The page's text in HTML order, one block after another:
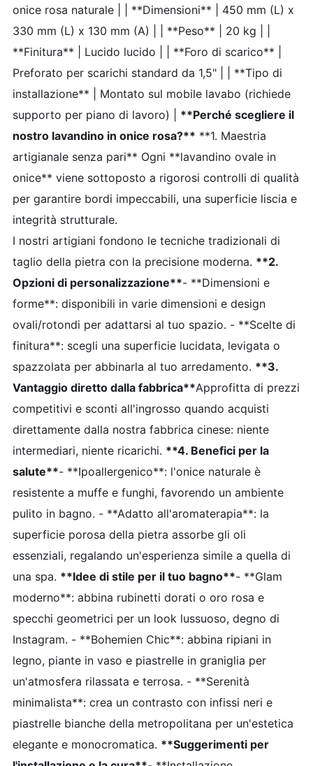
onice rosa naturale | | **Dimensioni** | 450 mm (L) x
330 mm (L) x 130 mm (A) | | **Peso** | 20 kg | |
**Finitura** | Lucido lucido | | **Foro di scarico** |
Preforato per scarichi standard da 1,5" | | **Tipo di
installazione** | Montato sul mobile lavabo (richiede
supporto per piano di lavoro) | **Perché scegliere il
nostro lavandino in onice rosa?** **1. Maestria
artigianale senza pari** Ogni **lavandino ovale in
onice** viene sottoposto a rigorosi controlli di qualità
per garantire bordi impeccabili, una superficie liscia e
integrità strutturale.
I nostri artigiani fondono le tecniche tradizionali di
taglio della pietra con la precisione moderna. **2.
Opzioni di personalizzazione**- **Dimensioni e
forme**: disponibili in varie dimensioni e design
ovali/rotondi per adattarsi al tuo spazio. - **Scelte di
finitura**: scegli una superficie lucidata, levigata o
spazzolata per abbinarla al tuo arredamento. **3.
Vantaggio diretto dalla fabbrica**Approfitta di prezzi
competitivi e sconti all'ingrosso quando acquisti
direttamente dalla nostra fabbrica cinese: niente
intermediari, niente ricarichi. **4. Benefici per la
salute**- **Ipoallergenico**: l'onice naturale è
resistente a muffe e funghi, favorendo un ambiente
pulito in bagno. - **Adatto all'aromaterapia**: la
superficie porosa della pietra assorbe gli oli
essenziali, regalando un'esperienza simile a quella di
una spa. **Idee di stile per il tuo bagno**- **Glam
moderno**: abbina rubinetti dorati o oro rosa e
specchi geometrici per un look lussuoso, degno di
Instagram. - **Bohemien Chic**: abbina ripiani in
legno, piante in vaso e piastrelle in graniglia per
un'atmosfera rilassata e terrosa. - **Serenità
minimalista**: crea un contrasto con infissi neri e
piastrelle bianche della metropolitana per un'estetica
elegante e monocromatica. **Suggerimenti per